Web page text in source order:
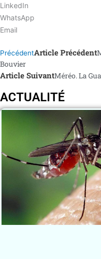
LinkedIn
WhatsApp
Email
PrécédentArticle Précédent
Bouvier
Article SuivantMéréo. La
ACTUALITÉ